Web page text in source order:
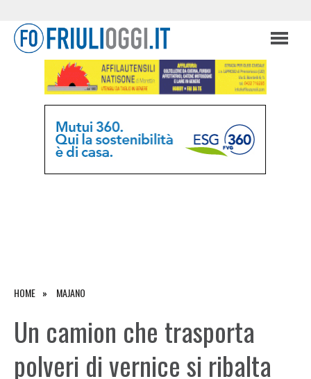
HOME MAJANO
Un camion che trasporta
polveri di vernice si ribalta